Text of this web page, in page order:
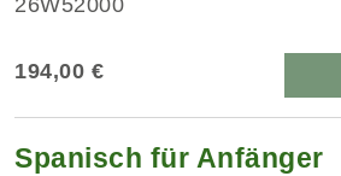
26W52000
194,00 €
Spanisch für Anfänger